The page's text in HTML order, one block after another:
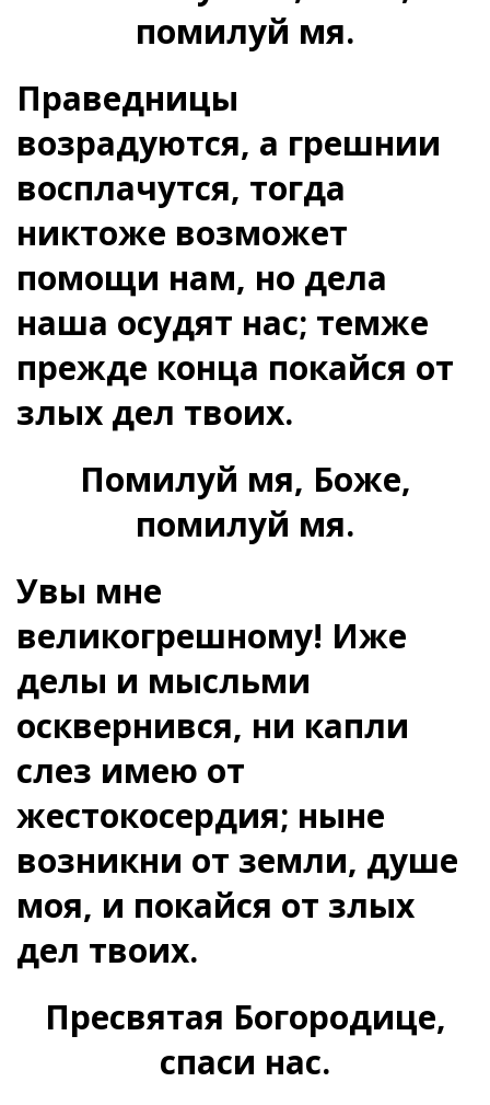
помилуй мя.
Праведницы
возрадуются, а грешнии
восплачутся, тогда
никтоже возможет
помощи нам, но дела
наша осудят нас; темже
прежде конца покайся от
злых дел твоих.
Помилуй мя, Боже,
помилуй мя.
Увы мне
великогрешному! Иже
делы и мысльми
осквернився, ни капли
слез имею от
жестокосердия; ныне
возникни от земли, душе
моя, и покайся от злых
дел твоих.
Пресвятая Богородице,
спаси нас.